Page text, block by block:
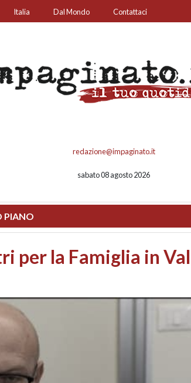
Italia Dal Mondo Contattaci
redazione@impaginato.it
sabato 08 agosto 2026
PIANO
un chiosco sul
edilizi e occupazione